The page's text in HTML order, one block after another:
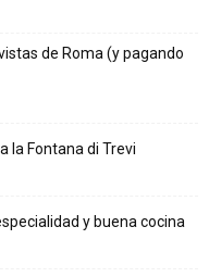
de Roma (y pagando
la Fontana di Trevi
y buena cocina